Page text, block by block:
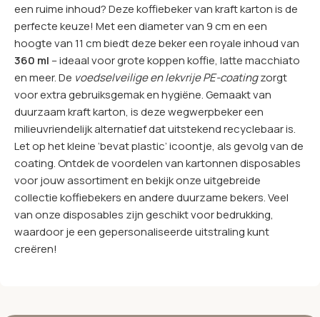
een ruime inhoud? Deze koffiebeker van kraft karton is de
perfecte keuze! Met een diameter van 9 cm en een
hoogte van 11 cm biedt deze beker een royale inhoud van
360 ml – ideaal voor grote koppen koffie, latte macchiato
en meer. De voedselveilige en lekvrije PE-coatingzorgt
voor extra gebruiksgemak en hygiëne. Gemaakt van
duurzaam kraft karton, is deze wegwerpbeker een
milieuvriendelijk alternatief dat uitstekend recyclebaar is.
Let op het kleine ‘bevat plastic’ icoontje, als gevolg van de
coating. Ontdek de voordelen van kartonnen disposables
voor jouw assortiment en bekijk onze uitgebreide
collectie koffiebekers en andere duurzame bekers. Veel
van onze disposables zijn geschikt voor bedrukking,
waardoor je een gepersonaliseerde uitstraling kunt
creëren!